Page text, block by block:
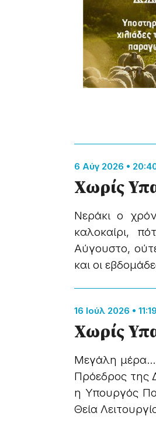
6 Αύγ 2026 •
Χωρίς
Νεράκι ο
καλοκαίρι,
Αύγουστο,
και οι
16 Ιούλ 2026 • 11:19
Χωρίς
Mεγάλη
Πρόεδρος της
η Υπουργός
Θεία